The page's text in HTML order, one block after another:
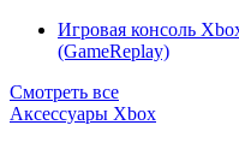
Игровая консоль
(GameReplay)
Смотреть все
Аксессуары Xbox